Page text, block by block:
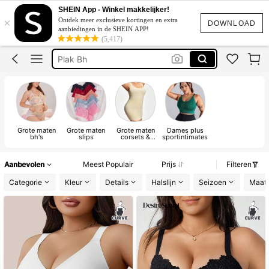
DOWNLOAD
×
SHEIN App - Winkel makkelijker!
Ontdek meer exclusieve kortingen en extra
aanbiedingen in de SHEIN APP!
(5,417)
Lingerie Set
Bh
Plak Bh
Pyjama Set Women
Lingerie Set
Grote maten
bh's
Grote maten
slips
Grote maten
corsets &
Dames plus
sportintimates
Aanbevolen Meest Populair Prijs
Filteren
Categorie
Kleur Details Halslijn Seizoen Maat